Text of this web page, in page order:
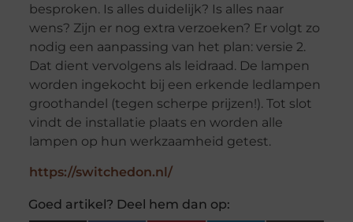
besproken. Is alles duidelijk? Is alles naar
wens? Zijn er nog extra verzoeken? Er volgt zo
nodig een aanpassing van het plan: versie 2.
Dat dient vervolgens als leidraad. De lampen
worden ingekocht bij een erkende ledlampen
groothandel (tegen scherpe prijzen!). Tot slot
vindt de installatie plaats en worden alle
lampen op hun werkzaamheid getest.
https://switchedon.nl/
Goed artikel? Deel hem dan op: